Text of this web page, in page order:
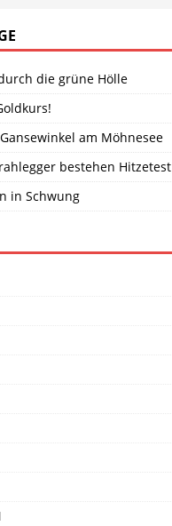
die grüne Hölle
am Möhnesee
bestehen Hitzetest
in Schwung